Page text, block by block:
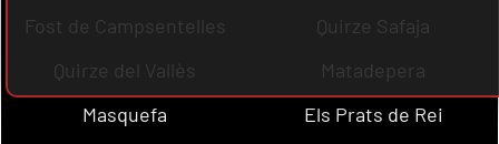
Fost de Campsentelles
Quirze Safaja
Quirze del Vallès
Matadepera
Masquefa
Els Prats de Rei